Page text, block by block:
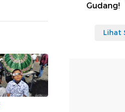
Gudang!
Lihat